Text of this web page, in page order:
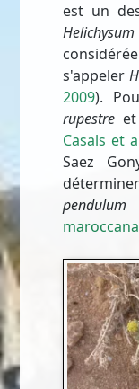
est un
s'appeler
2009).
rupestre
Casals et
Saez
pendulum
maroccana